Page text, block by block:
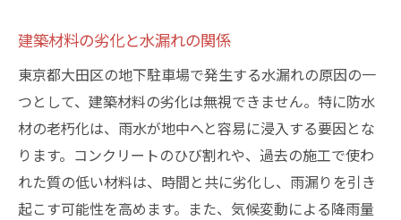
最新の防水技術とその応用
信頼できる防水資材の選び方
防水工事の品質管理方法
利用者の安心感を高めるための取り組み
長期耐久性を考慮した防水設計
継続的な防水性能評価と改善
建築材料の劣化と水漏れの関係
東京都大田区の地下駐車場で発生する水漏れの原因の一
つとして、建築材料の劣化は無視できません。特に防水
材の老朽化は、雨水が地中へと容易に浸入する要因とな
ります。コンクリートのひび割れや、過去の施工で使わ
れた質の低い材料は、時間と共に劣化し、雨漏りを引き
起こす可能性を高めます。また、気候変動による降雨量